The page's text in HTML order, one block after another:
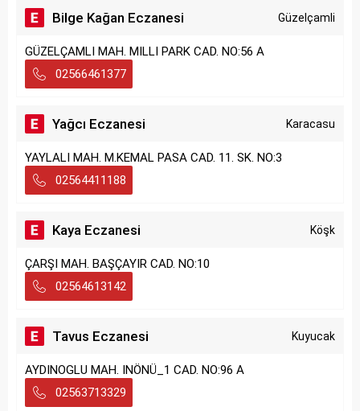
Bilge Kağan Eczanesi Güzelçamli
GÜZELÇAMLI MAH. MILLI PARK CAD. NO:56 A
02566461377
Yağcı Eczanesi Karacasu
YAYLALI MAH. M.KEMAL PASA CAD. 11. SK. NO:3
02564411188
Kaya Eczanesi Köşk
ÇARŞI MAH. BAŞÇAYIR CAD. NO:10
02564613142
Tavus Eczanesi Kuyucak
AYDINOGLU MAH. INÖNÜ_1 CAD. NO:96 A
02563713329